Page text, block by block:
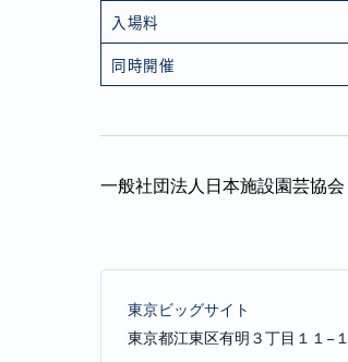
入場料
同時開催
一般社団法人日本施設園芸協会
東京ビッグサイト
東京都江東区有明３丁目１１−１